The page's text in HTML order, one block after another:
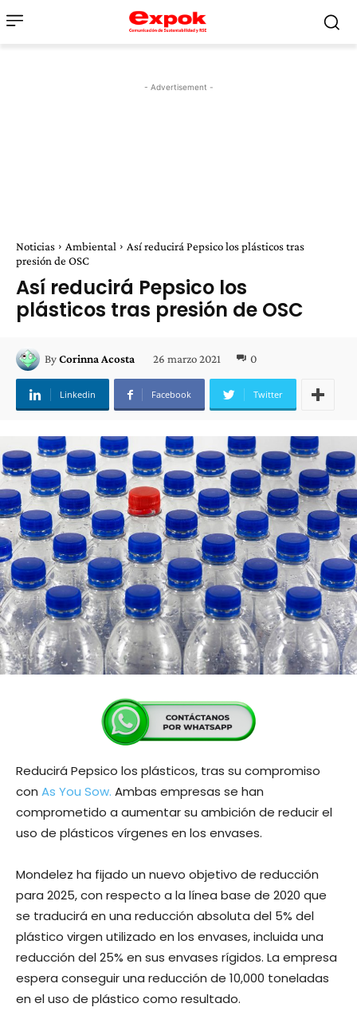
- Advertisement -
Noticias Ambiental
Así reducirá Pepsico los plásticos tras
presión de OSC
Así reducirá Pepsico los
plásticos tras presión de OSC
ByCorinna Acosta 26 marzo 2021 0
Linkedin Facebook Twitter
Reducirá Pepsico los plásticos, tras su compromiso
con As You Sow. Ambas empresas se han
comprometido a aumentar su ambición de reducir el
uso de plásticos vírgenes en los envases.
Mondelez ha fijado un nuevo objetivo de reducción
para 2025, con respecto a la línea base de 2020 que
se traducirá en una reducción absoluta del 5% del
plástico virgen utilizado en los envases, incluida una
reducción del 25% en sus envases rígidos. La empresa
espera conseguir una reducción de 10,000 toneladas
en el uso de plástico como resultado.